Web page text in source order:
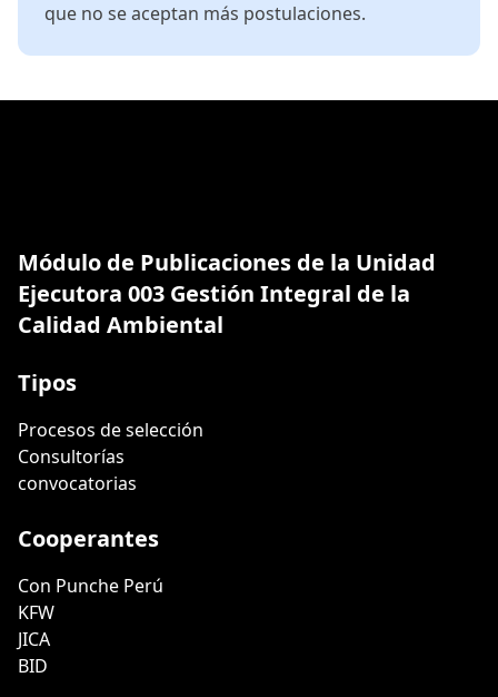
que no se aceptan más postulaciones.
Módulo de Publicaciones de la Unidad
Ejecutora 003 Gestión Integral de la
Calidad Ambiental
Tipos
Procesos de selección
Consultorías
convocatorias
Cooperantes
Con Punche Perú
KFW
JICA
BID